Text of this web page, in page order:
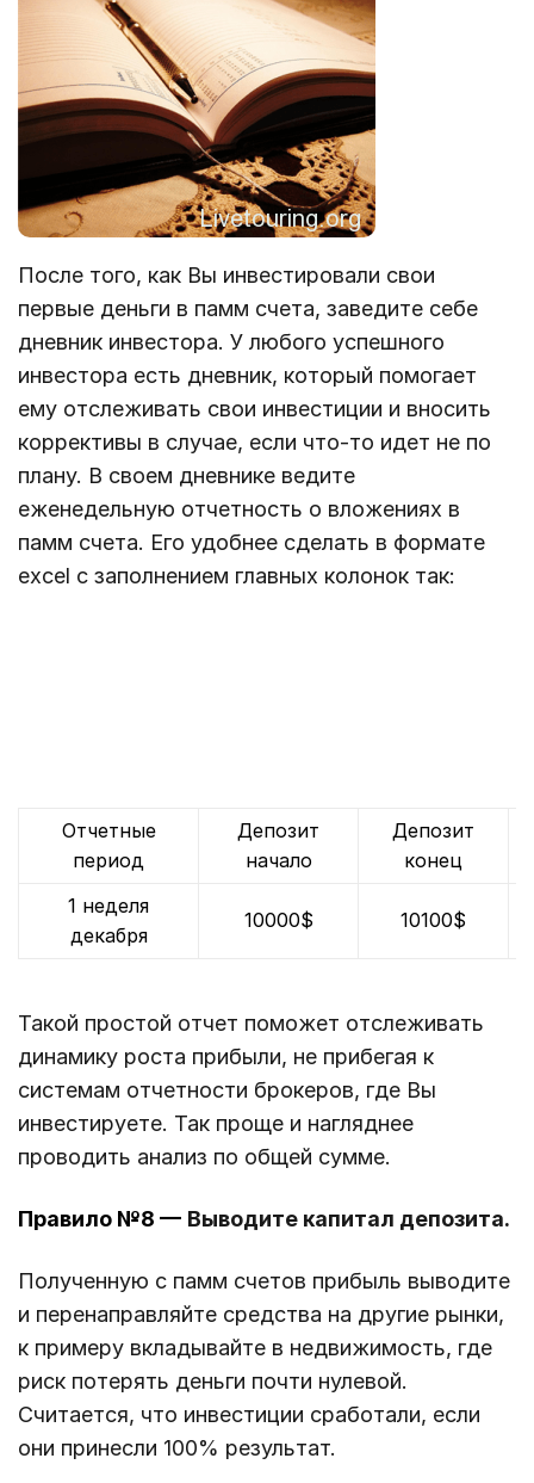
После того, как Вы инвестировали свои
первые деньги в памм счета, заведите себе
дневник инвестора. У любого успешного
инвестора есть дневник, который помогает
ему отслеживать свои инвестиции и вносить
коррективы в случае, если что-то идет не по
плану. В своем дневнике ведите
еженедельную отчетность о вложениях в
памм счета. Его удобнее сделать в формате
excel с заполнением главных колонок так:
Отчетные
период
Депозит
начало
Депозит
конец
1 неделя
декабря
10000$ 10100$
Такой простой отчет поможет отслеживать
динамику роста прибыли, не прибегая к
системам отчетности брокеров, где Вы
инвестируете. Так проще и нагляднее
проводить анализ по общей сумме.
Правило №8 — Выводите капитал депозита.
Полученную с памм счетов прибыль выводите
и перенаправляйте средства на другие рынки,
к примеру вкладывайте в недвижимость, где
риск потерять деньги почти нулевой.
Считается, что инвестиции сработали, если
они принесли 100% результат.